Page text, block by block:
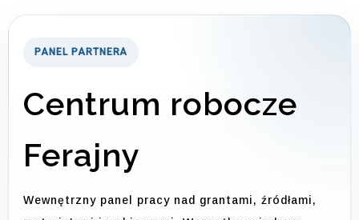
PANEL PARTNERA
Centrum robocze
Ferajny
Wewnętrzny panel pracy nad grantami, źródłami,